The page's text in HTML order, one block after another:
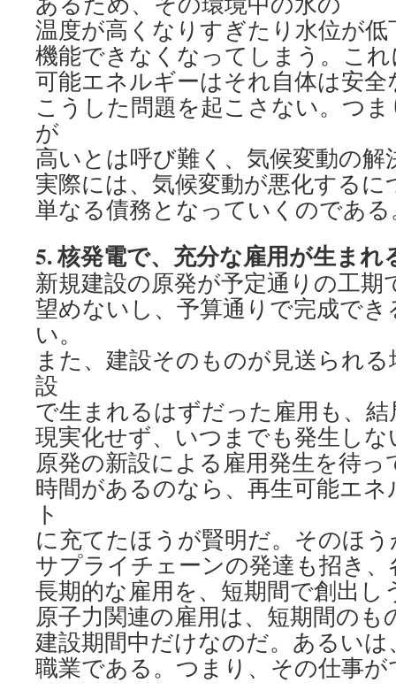
温度が高くなりすぎたり水位が
機能できなくなってしまう。こ
可能エネルギーはそれ自体は安
こうした問題を起こさない。つ
が
高いとは呼び難く、気候変動の
実際には、気候変動が悪化するに
単なる債務となっていくのである
5.核発電で、充分な雇用が生ま
新規建設の原発が予定通りの工
望めないし、予算通りで完成で
い。
また、建設そのものが見送られ
設
で生まれるはずだった雇用も、
現実化せず、いつまでも発生し
原発の新設による雇用発生を待
時間があるのなら、再生可能エ
ト
に充てたほうが賢明だ。そのほ
サプライチェーンの発達も招き
長期的な雇用を、短期間で創出し
原子力関連の雇用は、短期間の
建設期間中だけなのだ。あるいは
職業である。つまり、その仕事